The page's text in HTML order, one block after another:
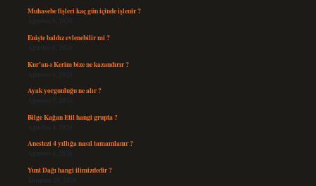
Muhasebe fişleri kaç gün içinde işlenir ?
Ağustos 8, 2026
Enişte baldız evlenebilir mi ?
Ağustos 6, 2026
Kur’an-ı Kerim bize ne kazandırır ?
Ağustos 6, 2026
Ayak yorgunluğu ne alır ?
Ağustos 5, 2026
Bilge Kağan Etil hangi grupta ?
Ağustos 4, 2026
Anestezi 4 yıllığa nasıl tamamlanır ?
Ağustos 4, 2026
Yunt Dağı hangi ilimizdedir ?
Temmuz 29, 2026